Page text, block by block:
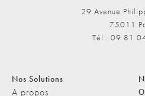
29 Avenue
75011
Tél : 09 81
Nos Solutions
A propos